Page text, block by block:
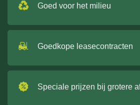
Goed voor het milieu
Goedkope leasecontracten
Speciale prijzen bij grotere